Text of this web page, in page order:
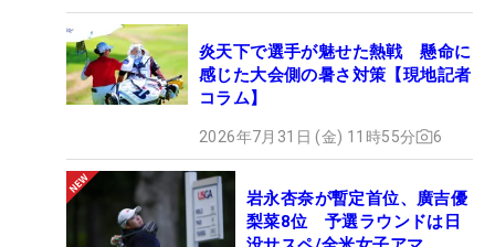
炎天下で選手が魅せた熱戦 懸命に
感じた大会側の暑さ対策【現地記者
コラム】
2026年7月31日 (金) 11時55分 6
岩永杏奈が暫定首位、廣吉優
梨菜8位 予選ラウンドは日